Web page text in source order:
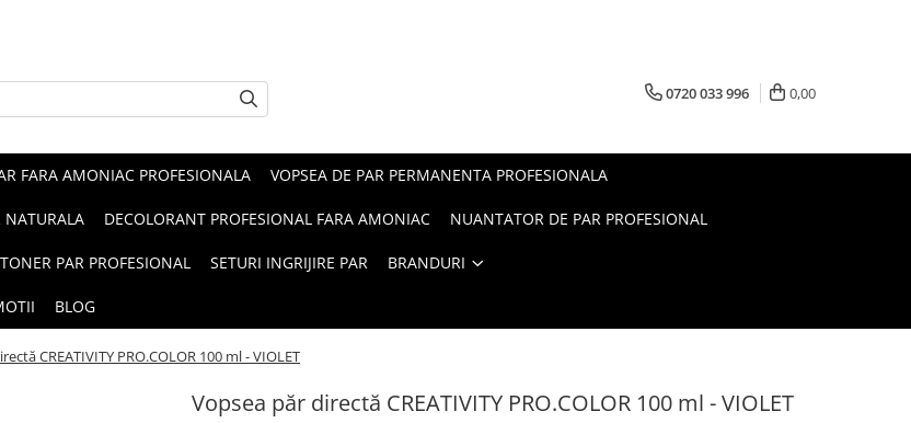
0720 033 996 0,00
FARA AMONIAC PROFESIONALA VOPSEA DE PAR PERMANENTA PROFESIONALA
NATURALA DECOLORANT PROFESIONAL FARA AMONIAC NUANTATOR DE PAR PROFESIONAL
TONER PAR PROFESIONAL SETURI INGRIJIRE PAR BRANDURI
BLOG
CREATIVITY PRO.COLOR 100 ml - VIOLET
Vopsea păr directă CREATIVITY PRO.COLOR 100 ml - VIOLET